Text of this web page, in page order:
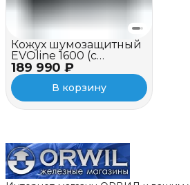
189 990 ₽
Кожух шумозащитный
EVOline 1600 (c
вентилятором и
зимним пакетом)
В корзину